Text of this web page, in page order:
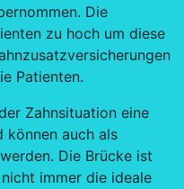
Die
zu hoch um diese
Patienten.
Zahnsituation eine
können auch als
Die Brücke ist
immer die ideale